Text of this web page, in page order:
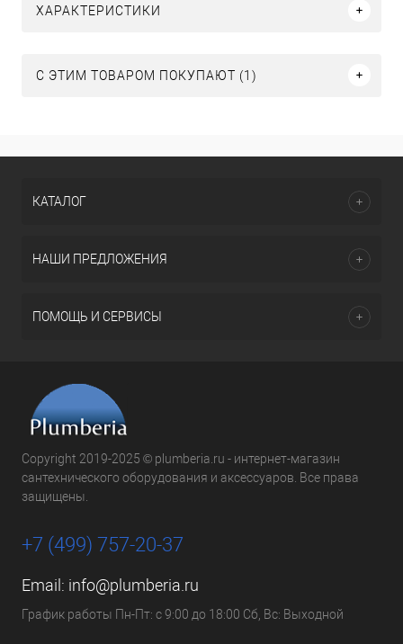
ХАРАКТЕРИСТИКИ
С ЭТИМ ТОВАРОМ ПОКУПАЮТ (1)
КАТАЛОГ
НАШИ ПРЕДЛОЖЕНИЯ
ПОМОЩЬ И СЕРВИСЫ
Copyright 2019-2025 © plumberia.ru - интернет-магазин
сантехнического оборудования и аксессуаров. Все права
защищены.
+7 (499) 757-20-37
Email: info@plumberia.ru
График работы Пн-Пт: с 9:00 до 18:00 Сб, Вс: Выходной